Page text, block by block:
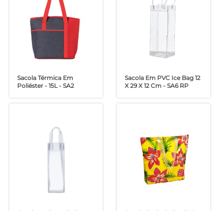
Sacola Térmica Em
Poliéster - 15L - SA2
Sacola Em PVC Ice Bag 12
X 29 X 12 Cm - SA6 RP